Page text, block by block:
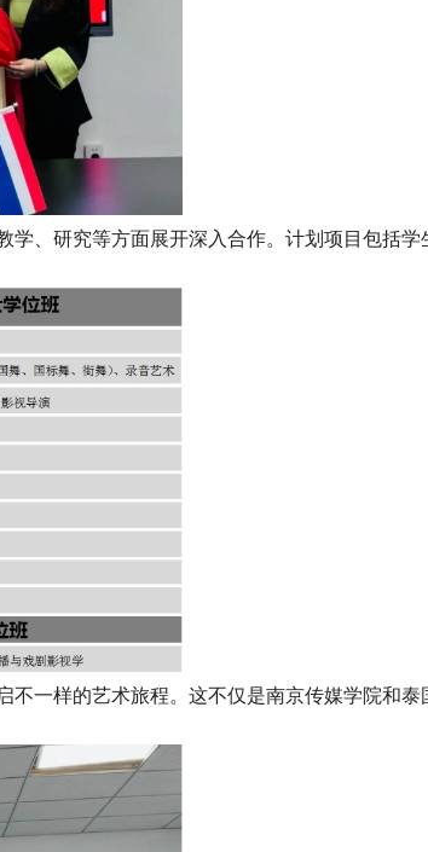
、研究等方面展开深入合作。计划项目包括学
一样的艺术旅程。这不仅是南京传媒学院和泰